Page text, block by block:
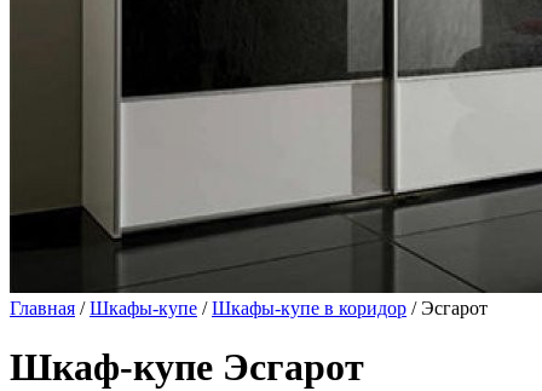
Главная /Шкафы-купе /Шкафы-купе в коридор / Эсгарот
Шкаф-купе Эсгарот